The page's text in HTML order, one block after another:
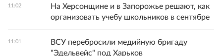
11:02
На Херсонщине и в Запорожье решают, как
организовать учебу школьников в сентябре
11:01
ВСУ перебросили медийную бригаду
"Эдельвейс" под Харьков